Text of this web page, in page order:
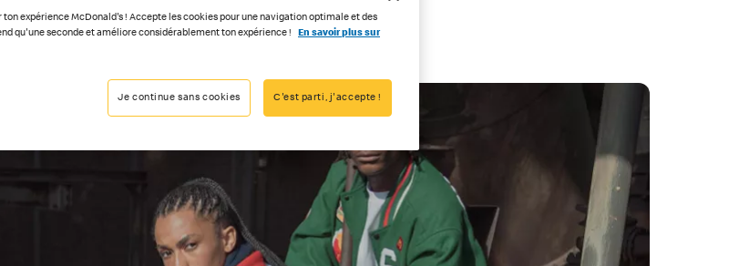
expérience McDonald's ! Accepte les cookies pour une navigation optimale et des
qu'une seconde et améliore considérablement ton expérience !
En savoir plus sur
Je continue sans cookies C'est parti, j'accepte !